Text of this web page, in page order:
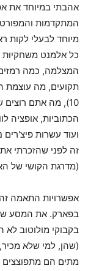
אהבתי במיוחד את
המתקדמות
מיוחד לבעלי
כל אלמנט משחקיוּת
המצלמה, כמה
הכתוביות, אופציה
ועוד עשרות
זה לפני שהזכרתי
(מדרגת הקושי של
אפשרויות התאמה
בפארק. את המסע
בקבוקי מולוטוב לא
(שהן, למי שלא
מתים הם מתפוצצים